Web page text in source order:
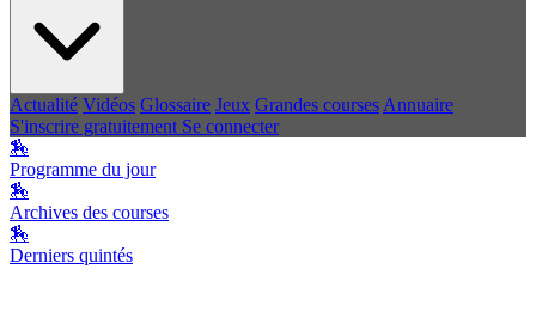
Actualité Vidéos Glossaire Jeux Grandes courses Annuaire
S'inscrire gratuitement Se connecter
🏇
Programme du jour
🏇
Archives des courses
🏇
Derniers quintés